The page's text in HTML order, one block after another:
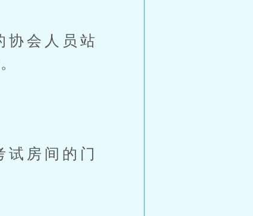
会人员站
房间的门